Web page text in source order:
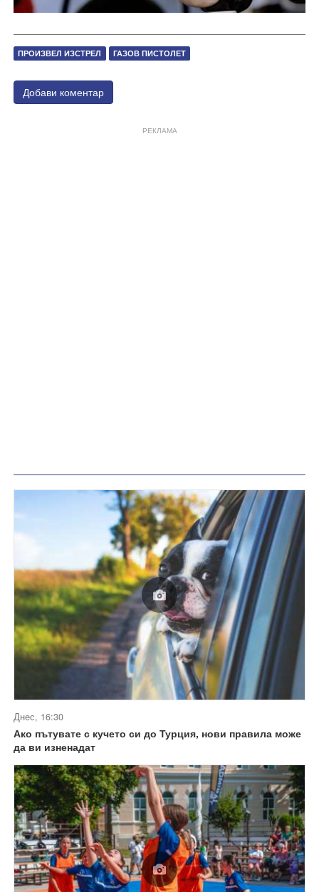
ПРОИЗВЕЛ ИЗСТРЕЛ ГАЗОВ ПИСТОЛЕТ
Добави коментар
РЕКЛАМА
Днес, 16:30
Ако пътувате с кучето си до Турция, нови правила може
да ви изненадат